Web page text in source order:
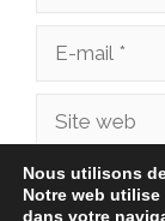
Site
web
Nous utilisons
Notre web
dans votre